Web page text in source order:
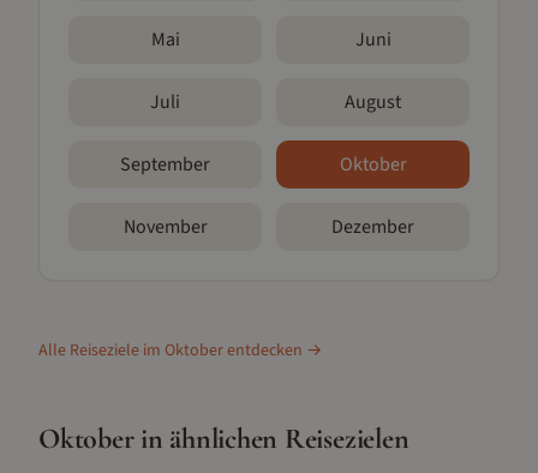
Mai Juni
Juli August
September Oktober
November Dezember
Alle Reiseziele im Oktoberentdecken →
Oktoberin ähnlichen Reisezielen